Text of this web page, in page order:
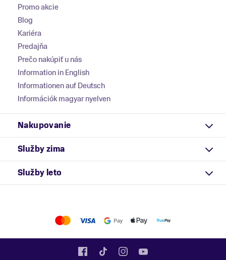
Promo akcie
Blog
Kariéra
Predajňa
Prečo nakúpiť u nás
Information in English
Informationen auf Deutsch
Információk magyar nyelven
Nakupovanie
Služby zima
Služby leto